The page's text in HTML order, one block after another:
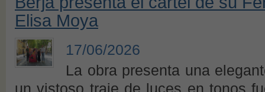
Elisa Moya
17/06/2026
La obra presenta una
un vistoso traje de luces en tonos